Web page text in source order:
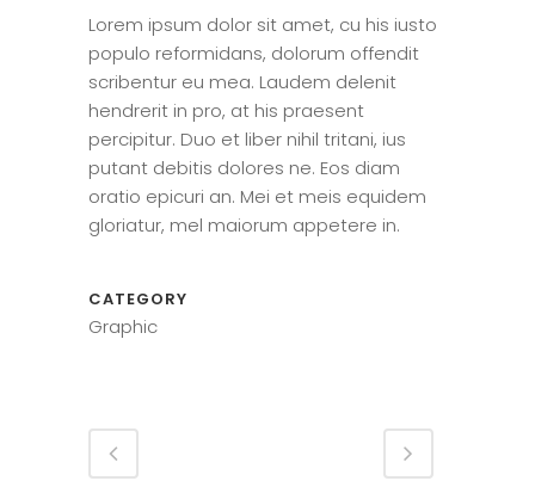
Lorem ipsum dolor sit amet, cu his iusto
populo reformidans, dolorum offendit
scribentur eu mea. Laudem delenit
hendrerit in pro, at his praesent
percipitur. Duo et liber nihil tritani, ius
putant debitis dolores ne. Eos diam
oratio epicuri an. Mei et meis equidem
gloriatur, mel maiorum appetere in.
CATEGORY
Graphic